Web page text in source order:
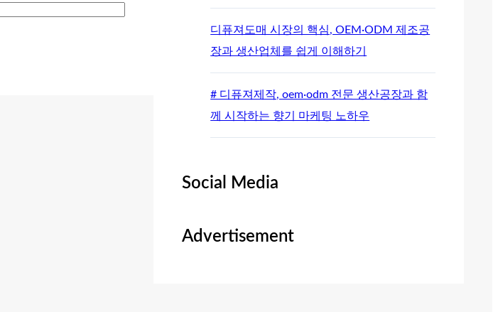
디퓨져도매 시장의 핵심, OEM·ODM 제조공
장과 생산업체를 쉽게 이해하기
# 디퓨져제작, oem·odm 전문 생산공장과 함
께 시작하는 향기 마케팅 노하우
Social Media
Advertisement